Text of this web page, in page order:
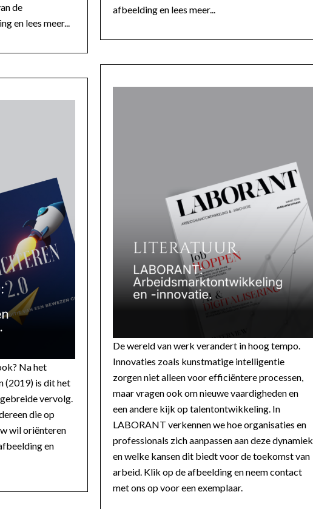
de
en lees meer...
Na het
(2019) is dit het
vervolg.
die op
wil oriënteren
en
afbeelding en lees meer...
De wereld van werk verandert in hoog tempo.
Innovaties zoals kunstmatige intelligentie
zorgen niet alleen voor efficiëntere processen,
maar vragen ook om nieuwe vaardigheden en
een andere kijk op talentontwikkeling. In
LABORANT verkennen we hoe organisaties en
professionals zich aanpassen aan deze dynamiek
en welke kansen dit biedt voor de toekomst van
arbeid. Klik op de afbeelding en neem contact
met ons op voor een exemplaar.